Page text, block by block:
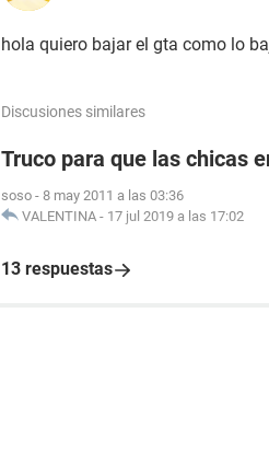
hola quiero bajar el gta como lo
Discusiones similares
Truco para que las chicas
soso - 8 may 2011 a las 03:36
VALENTINA - 17 jul 2019 a las 17:02
13 respuestas